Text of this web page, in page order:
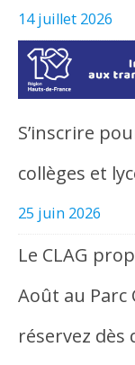
14 juillet 2026
S’inscrire
collèges et
25 juin 2026
Le CLAG
Août au Parc
réservez dès